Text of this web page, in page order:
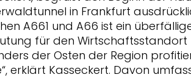
in Frankfurt
A661 und A66 ist ein
für den Wirtschaftsstandort
der Osten der Region
erklärt Kasseckert. Davon